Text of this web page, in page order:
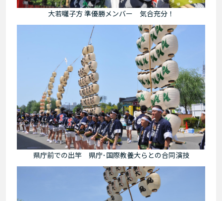
大若囃子方 準優勝メンバー 気合充分！
県庁前での出竿 県庁･国際教養大らとの合同演技